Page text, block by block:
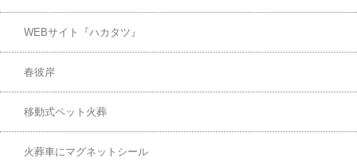
WEBサイト『ハカタツ』
春彼岸
移動式ペット火葬
火葬車にマグネットシール